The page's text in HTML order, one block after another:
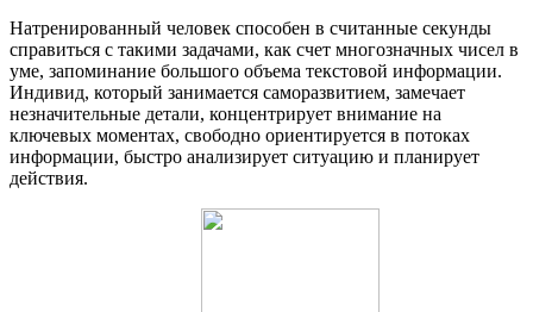
Натренированный человек способен в считанные секунды
справиться с такими задачами, как счет многозначных чисел в
уме, запоминание большого объема текстовой информации.
Индивид, который занимается саморазвитием, замечает
незначительные детали, концентрирует внимание на
ключевых моментах, свободно ориентируется в потоках
информации, быстро анализирует ситуацию и планирует
действия.